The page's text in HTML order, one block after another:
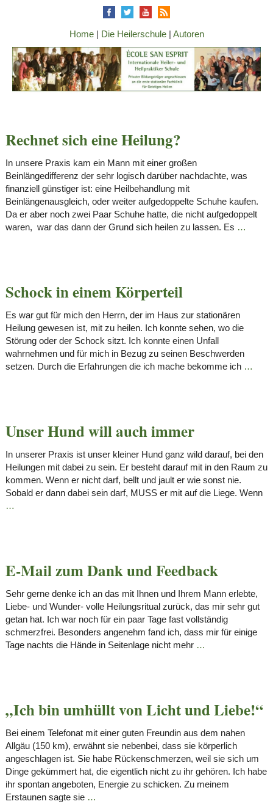
Home| Die Heilerschule| Autoren
Rechnet sich eine Heilung?
In unsere Praxis kam ein Mann mit einer großen
Beinlängedifferenz der sehr logisch darüber nachdachte, was
finanziell günstiger ist: eine Heilbehandlung mit
Beinlängenausgleich, oder weiter aufgedoppelte Schuhe kaufen.
Da er aber noch zwei Paar Schuhe hatte, die nicht aufgedoppelt
waren, war das dann der Grund sich heilen zu lassen. Es …
Schock in einem Körperteil
Es war gut für mich den Herrn, der im Haus zur stationären
Heilung gewesen ist, mit zu heilen. Ich konnte sehen, wo die
Störung oder der Schock sitzt. Ich konnte einen Unfall
wahrnehmen und für mich in Bezug zu seinen Beschwerden
setzen. Durch die Erfahrungen die ich mache bekomme ich …
Unser Hund will auch immer
In unserer Praxis ist unser kleiner Hund ganz wild darauf, bei den
Heilungen mit dabei zu sein. Er besteht darauf mit in den Raum zu
kommen. Wenn er nicht darf, bellt und jault er wie sonst nie.
Sobald er dann dabei sein darf, MUSS er mit auf die Liege. Wenn
…
E-Mail zum Dank und Feedback
Sehr gerne denke ich an das mit Ihnen und Ihrem Mann erlebte,
Liebe- und Wunder- volle Heilungsritual zurück, das mir sehr gut
getan hat. Ich war noch für ein paar Tage fast vollständig
schmerzfrei. Besonders angenehm fand ich, dass mir für einige
Tage nachts die Hände in Seitenlage nicht mehr …
„Ich bin umhüllt von Licht und Liebe!“
Bei einem Telefonat mit einer guten Freundin aus dem nahen
Allgäu (150 km), erwähnt sie nebenbei, dass sie körperlich
angeschlagen ist. Sie habe Rückenschmerzen, weil sie sich um
Dinge gekümmert hat, die eigentlich nicht zu ihr gehören. Ich habe
ihr spontan angeboten, Energie zu schicken. Zu meinem
Erstaunen sagte sie …